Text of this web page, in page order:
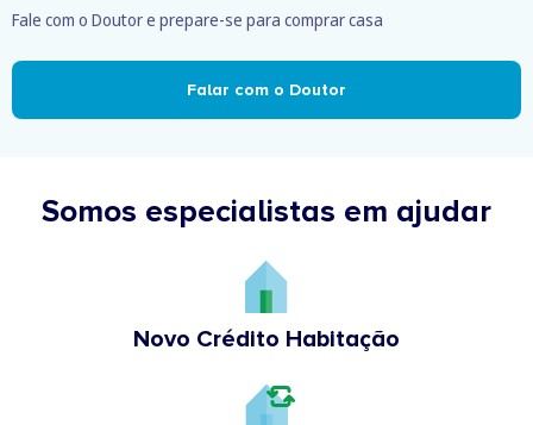
Fale com o Doutor e prepare-se para comprar casa
Falar com o Doutor
Somos especialistas em ajudar
Novo Crédito Habitação